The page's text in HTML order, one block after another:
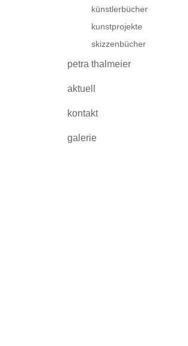
künstlerbücher
kunstprojekte
skizzenbücher
petra thalmeier
aktuell
kontakt
galerie